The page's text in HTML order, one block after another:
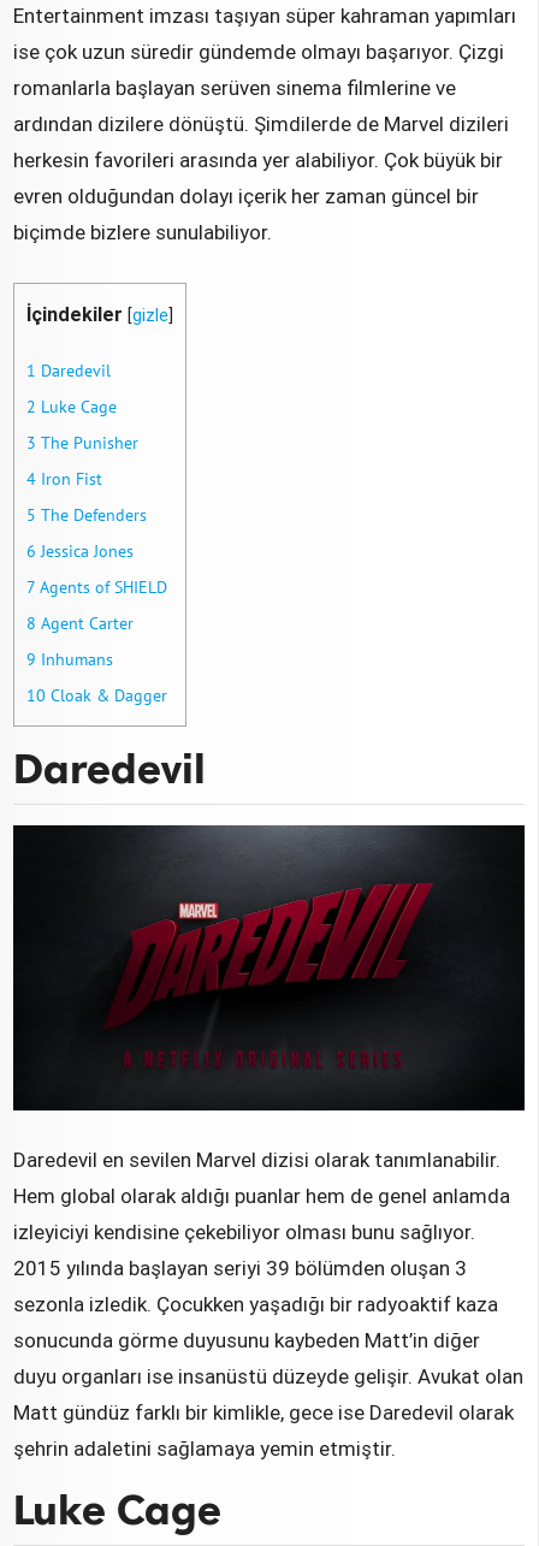
Entertainment imzası taşıyan süper kahraman yapımları
ise çok uzun süredir gündemde olmayı başarıyor. Çizgi
romanlarla başlayan serüven sinema filmlerine ve
ardından dizilere dönüştü. Şimdilerde de Marvel dizileri
herkesin favorileri arasında yer alabiliyor. Çok büyük bir
evren olduğundan dolayı içerik her zaman güncel bir
biçimde bizlere sunulabiliyor.
İçindekiler [gizle]
1 Daredevil
2 Luke Cage
3 The Punisher
4 Iron Fist
5 The Defenders
6 Jessica Jones
7 Agents of SHIELD
8 Agent Carter
9 Inhumans
10 Cloak & Dagger
Daredevil
Daredevil en sevilen Marvel dizisi olarak tanımlanabilir.
Hem global olarak aldığı puanlar hem de genel anlamda
izleyiciyi kendisine çekebiliyor olması bunu sağlıyor.
2015 yılında başlayan seriyi 39 bölümden oluşan 3
sezonla izledik. Çocukken yaşadığı bir radyoaktif kaza
sonucunda görme duyusunu kaybeden Matt’in diğer
duyu organları ise insanüstü düzeyde gelişir. Avukat olan
Matt gündüz farklı bir kimlikle, gece ise Daredevil olarak
şehrin adaletini sağlamaya yemin etmiştir.
Luke Cage